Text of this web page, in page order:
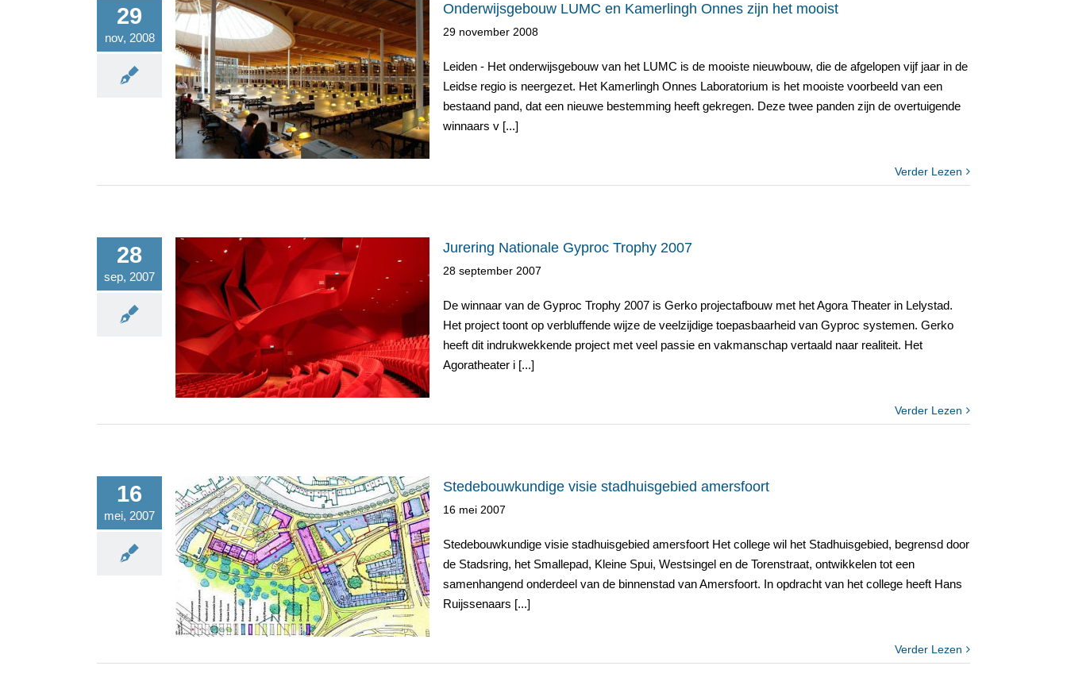
29
nov, 2008
Onderwijsgebouw LUMC en Kamerlingh
Onnes zijn het mooist
Onderwijsgebouw LUMC en Kamerlingh Onnes zijn het mooist
29 november 2008
Leiden - Het onderwijsgebouw van het LUMC is de mooiste nieuwbouw, die de afgelopen vijf jaar in de
Leidse regio is neergezet. Het Kamerlingh Onnes Laboratorium is het mooiste voorbeeld van een
bestaand pand, dat een nieuwe bestemming heeft gekregen. Deze twee panden zijn de overtuigende
winnaars v [...]
Verder Lezen
28
sep, 2007
Jurering Nationale Gyproc Trophy 2007
Jurering Nationale Gyproc Trophy 2007
28 september 2007
De winnaar van de Gyproc Trophy 2007 is Gerko projectafbouw met het Agora Theater in Lelystad.
Het project toont op verbluffende wijze de veelzijdige toepasbaarheid van Gyproc systemen. Gerko
heeft dit indrukwekkende project met veel passie en vakmanschap vertaald naar realiteit. Het
Agoratheater i [...]
Verder Lezen
16
mei, 2007
Stedebouwkundige visie stadhuisgebied
amersfoort
Stedebouwkundige visie stadhuisgebied amersfoort
16 mei 2007
Stedebouwkundige visie stadhuisgebied amersfoort Het college wil het Stadhuisgebied, begrensd door
de Stadsring, het Smallepad, Kleine Spui, Westsingel en de Torenstraat, ontwikkelen tot een
samenhangend onderdeel van de binnenstad van Amersfoort. In opdracht van het college heeft Hans
Ruijssenaars [...]
Verder Lezen